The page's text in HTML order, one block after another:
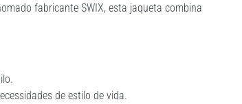
fabricante SWIX, esta jaqueta combina
de estilo de vida.